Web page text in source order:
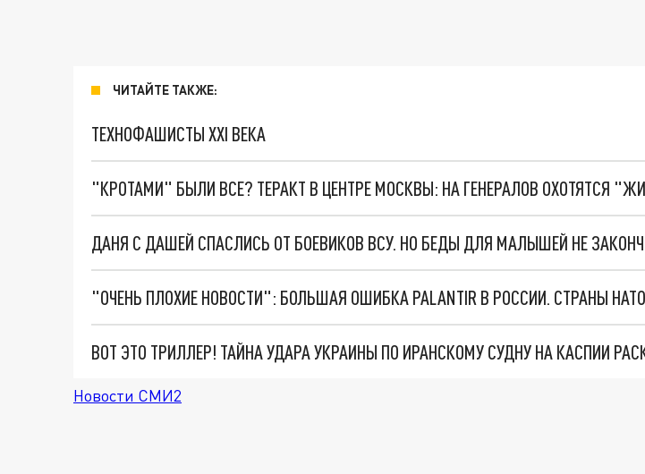
ЧИТАЙТЕ ТАКЖЕ:
ТЕХНОФАШИСТЫ XXI ВЕКА
"КРОТАМИ" БЫЛИ ВСЕ? ТЕРАКТ В ЦЕНТРЕ МОСКВЫ: НА ГЕНЕРАЛОВ ОХОТЯТСЯ
ДАНЯ С ДАШЕЙ СПАСЛИСЬ ОТ БОЕВИКОВ ВСУ. НО БЕДЫ ДЛЯ МАЛЫШЕЙ НЕ
ВОТ ЭТО ТРИЛЛЕР! ТАЙНА УДАРА УКРАИНЫ ПО ИРАНСКОМУ СУДНУ НА КАСПИИ
Новости СМИ2